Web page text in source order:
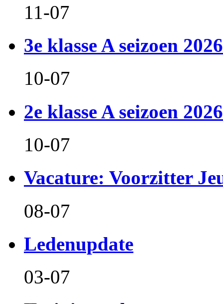
11-07
3e klasse A seizoen
10-07
2e klasse A seizoen
10-07
Vacature: Voorzitter
08-07
Ledenupdate
03-07